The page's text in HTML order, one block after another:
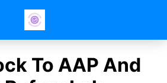
To AAP And